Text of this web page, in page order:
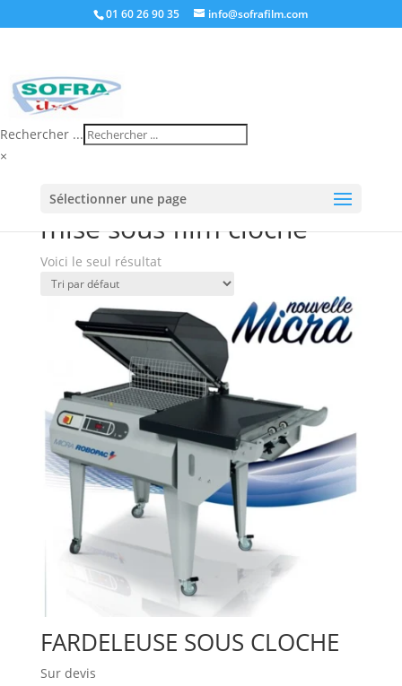
01 60 26 90 35 info@sofrafilm.com
Rechercher ...
×
Sélectionner une page
film cloche”
mise sous film cloche
Voici le seul résultat
FARDELEUSE SOUS CLOCHE
Sur devis